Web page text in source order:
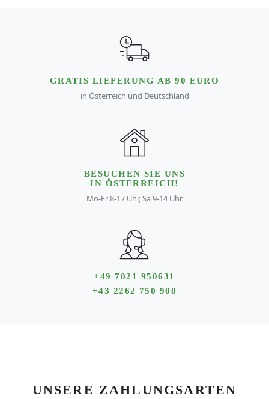
GRATIS LIEFERUNG AB 90 EURO
in Österreich und Deutschland
BESUCHEN SIE UNS
IN ÖSTERREICH!
Mo-Fr 8-17 Uhr, Sa 9-14 Uhr
+49 7021 950631
+43 2262 750 900
UNSERE ZAHLUNGSARTEN